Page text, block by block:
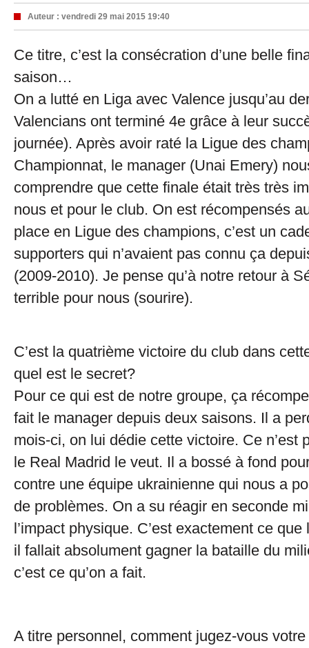
Auteur : vendredi 29 mai 2015 19:40
Ce titre, c’est la consécration d’une belle
saison…
On a lutté en Liga avec Valence jusqu’au
Valencians ont terminé 4e grâce à leur
journée). Après avoir raté la Ligue des
Championnat, le manager (Unai Emery)
comprendre que cette finale était très très
nous et pour le club. On est récompensés
place en Ligue des champions, c’est un
supporters qui n’avaient pas connu ça
(2009-2010). Je pense qu’à notre retour à
terrible pour nous (sourire).
C’est la quatrième victoire du club dans
quel est le secret?
Pour ce qui est de notre groupe, ça
fait le manager depuis deux saisons. Il a
mois-ci, on lui dédie cette victoire. Ce n’est
le Real Madrid le veut. Il a bossé à fond
contre une équipe ukrainienne qui nous a
de problèmes. On a su réagir en seconde
l’impact physique. C’est exactement ce
il fallait absolument gagner la bataille du
c’est ce qu’on a fait.
A titre personnel, comment jugez-vous